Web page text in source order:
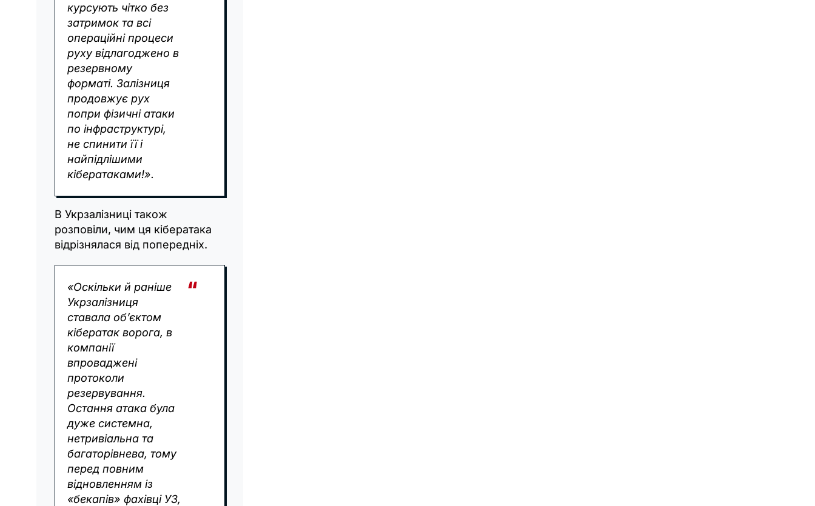
курсують чітко без
затримок та всі
операційні процеси
руху відлагоджено в
резервному
форматі. Залізниця
продовжує рух
попри фізичні атаки
по інфраструктурі,
не спинити її і
найпідлішими
кібератаками!».
В Укрзалізниці також
розповіли, чим ця кібератака
відрізнялася від попередніх.
«Оскільки й раніше
Укрзалізниця
ставала обʼєктом
кібератак ворога, в
компанії
впроваджені
протоколи
резервування.
Остання атака була
дуже системна,
нетривіальна та
багаторівнева, тому
перед повним
відновленням із
«бекапів» фахівці УЗ,